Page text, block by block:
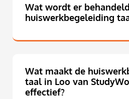
Wat wordt er
huiswerkbegeleiding
Wat maakt de
taal in Loo van
effectief?